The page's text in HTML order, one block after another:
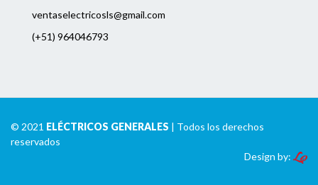
ventaselectricosls@gmail.com
(+51) 964046793
© 2021 ELÉCTRICOS GENERALES | Todos los derechos
reservados
Design by: